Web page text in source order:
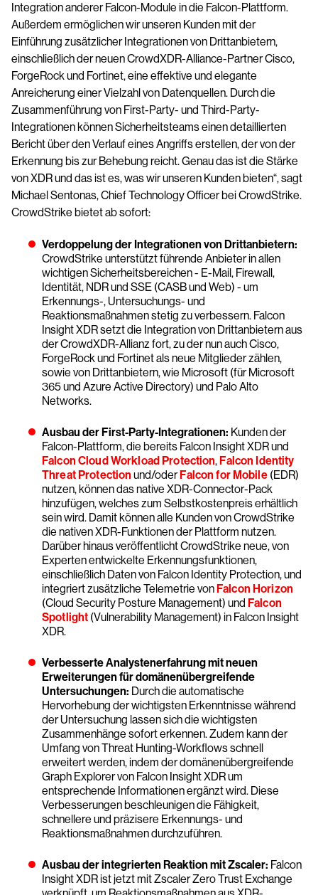
Integration anderer Falcon-Module in die Falcon-Plattform.
Außerdem ermöglichen wir unseren Kunden mit der
Einführung zusätzlicher Integrationen von Drittanbietern,
einschließlich der neuen CrowdXDR-Alliance-Partner Cisco,
ForgeRock und Fortinet, eine effektive und elegante
Anreicherung einer Vielzahl von Datenquellen. Durch die
Zusammenführung von First-Party- und Third-Party-
Integrationen können Sicherheitsteams einen detaillierten
Bericht über den Verlauf eines Angriffs erstellen, der von der
Erkennung bis zur Behebung reicht. Genau das ist die Stärke
von XDR und das ist es, was wir unseren Kunden bieten“, sagt
Michael Sentonas, Chief Technology Officer bei CrowdStrike.
CrowdStrike bietet ab sofort:
Verdoppelung der Integrationen von Drittanbietern:
CrowdStrike unterstützt führende Anbieter in allen
wichtigen Sicherheitsbereichen - E-Mail, Firewall,
Identität, NDR und SSE (CASB und Web) - um
Erkennungs-, Untersuchungs- und
Reaktionsmaßnahmen stetig zu verbessern. Falcon
Insight XDR setzt die Integration von Drittanbietern aus
der CrowdXDR-Allianz fort, zu der nun auch Cisco,
ForgeRock und Fortinet als neue Mitglieder zählen,
sowie von Drittanbietern, wie Microsoft (für Microsoft
365 und Azure Active Directory) und Palo Alto
Networks.
Ausbau der First-Party-Integrationen: Kunden der
Falcon-Plattform, die bereits Falcon Insight XDR und
Falcon Cloud Workload Protection,Falcon Identity
Threat Protectionund/oderFalcon for Mobile(EDR)
nutzen, können das native XDR-Connector-Pack
hinzufügen, welches zum Selbstkostenpreis erhältlich
sein wird. Damit können alle Kunden von CrowdStrike
die nativen XDR-Funktionen der Plattform nutzen.
Darüber hinaus veröffentlicht CrowdStrike neue, von
Experten entwickelte Erkennungsfunktionen,
einschließlich Daten von Falcon Identity Protection, und
integriert zusätzliche Telemetrie vonFalcon Horizon
(Cloud Security Posture Management) und Falcon
Spotlight (Vulnerability Management) in Falcon Insight
XDR.
Verbesserte Analystenerfahrung mit neuen
Erweiterungen für domänenübergreifende
Untersuchungen: Durch die automatische
Hervorhebung der wichtigsten Erkenntnisse während
der Untersuchung lassen sich die wichtigsten
Zusammenhänge sofort erkennen. Zudem kann der
Umfang von Threat Hunting-Workflows schnell
erweitert werden, indem der domänenübergreifende
Graph Explorer von Falcon Insight XDR um
entsprechende Informationen ergänzt wird. Diese
Verbesserungen beschleunigen die Fähigkeit,
schnellere und präzisere Erkennungs- und
Reaktionsmaßnahmen durchzuführen.
Ausbau der integrierten Reaktion mit Zscaler: Falcon
Insight XDR ist jetzt mit Zscaler Zero Trust Exchange